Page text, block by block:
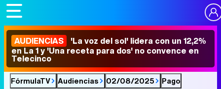
AUDIENCIAS 'La voz del sol' lidera con un 12,2%
en La 1 y 'Una receta para dos' no convence en
Telecinco
FórmulaTV Audiencias 02/08/2025 Pago